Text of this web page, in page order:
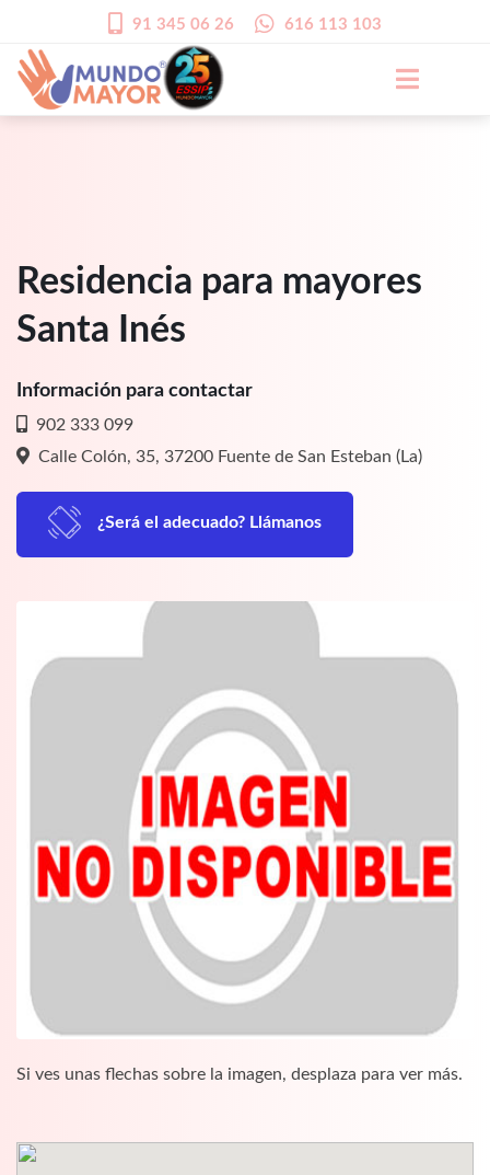
91 345 06 26 616 113 103
Residencia para mayores
Santa Inés
Información para contactar
902 333 099
Calle Colón, 35, 37200 Fuente de San Esteban (La)
¿Será el adecuado? Llámanos
Si ves unas flechas sobre la imagen, desplaza para ver más.